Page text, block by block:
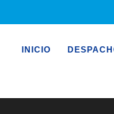
INICIO